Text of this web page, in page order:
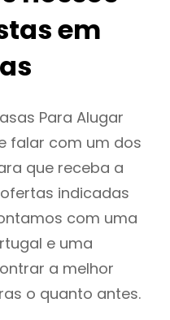
em
Para Alugar
falar com um dos
que receba a
indicadas
com uma
e uma
a melhor
o quanto antes.